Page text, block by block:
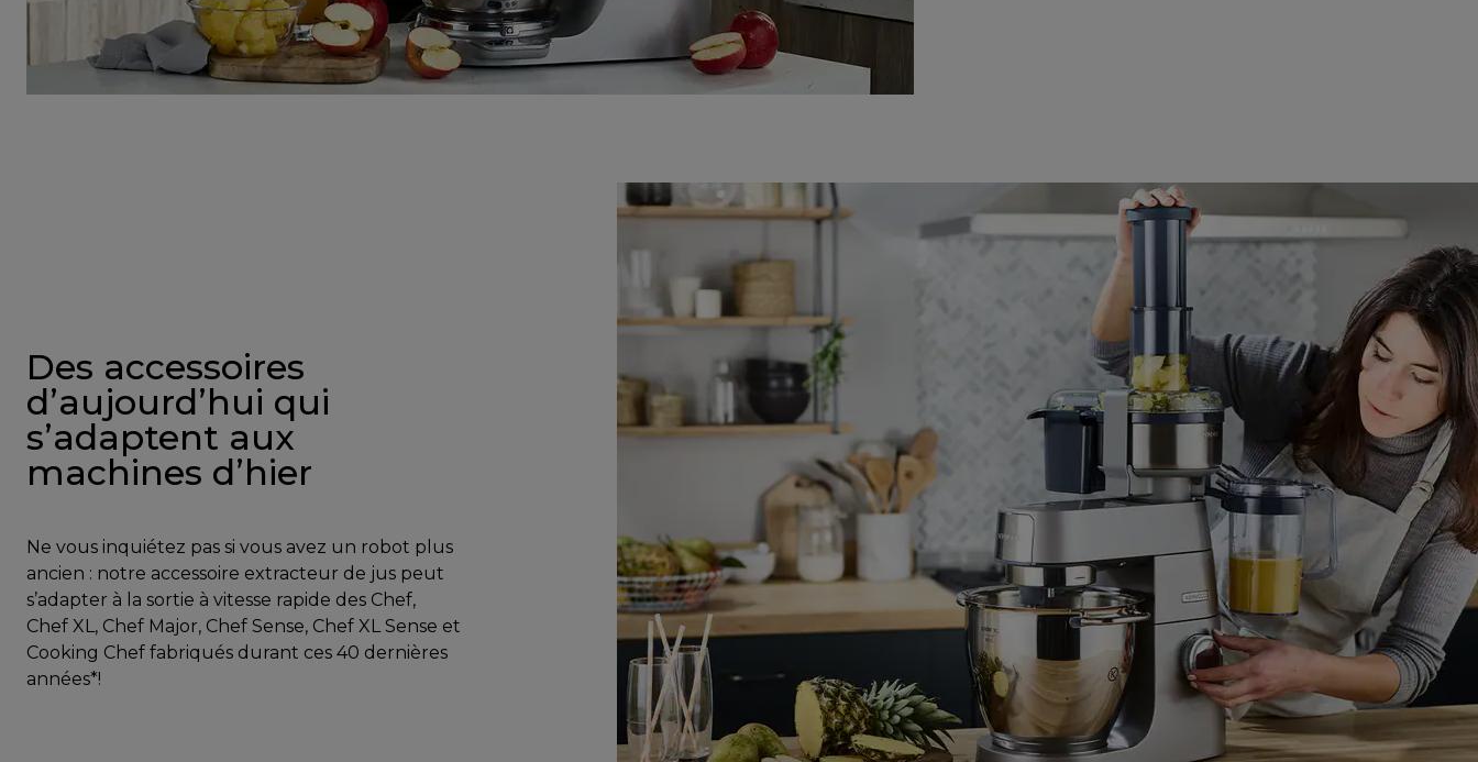
Des accessoires
d’aujourd’hui qui
s’adaptent aux
machines d’hier
Ne vous inquiétez pas si vous avez un robot plus
ancien : notre accessoire extracteur de jus peut
s’adapter à la sortie à vitesse rapide des Chef,
Chef XL, Chef Major, Chef Sense, Chef XL Sense et
Cooking Chef fabriqués durant ces 40 dernières
années*!